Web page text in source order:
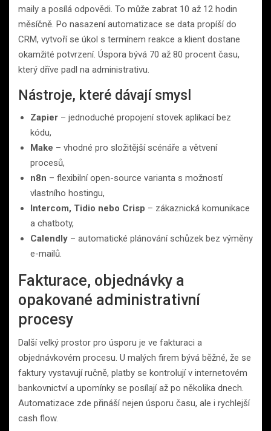
maily a posílá odpovědi. To může zabrat 10 až 12 hodin
měsíčně. Po nasazení automatizace se data propíší do
CRM, vytvoří se úkol s termínem reakce a klient dostane
okamžité potvrzení. Úspora bývá 70 až 80 procent času,
který dříve padl na administrativu.
Nástroje, které dávají smysl
Zapier – jednoduché propojení stovek aplikací bez
kódu,
Make – vhodné pro složitější scénáře a větvení
procesů,
n8n – flexibilní open-source varianta s možností
vlastního hostingu,
Intercom, Tidio nebo Crisp – zákaznická komunikace
a chatboty,
Calendly – automatické plánování schůzek bez výměny
e-mailů.
Fakturace, objednávky a
opakované administrativní
procesy
Další velký prostor pro úsporu je ve fakturaci a
objednávkovém procesu. U malých firem bývá běžné, že se
faktury vystavují ručně, platby se kontrolují v internetovém
bankovnictví a upomínky se posílají až po několika dnech.
Automatizace zde přináší nejen úsporu času, ale i rychlejší
cash flow.